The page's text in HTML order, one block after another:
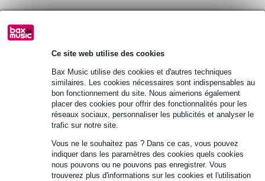
Ce site web utilise des cookies
Bax Music utilise des cookies et d'autres techniques
similaires. Les cookies nécessaires sont indispensables au
bon fonctionnement du site. Nous aimerions également
placer des cookies pour offrir des fonctionnalités pour les
réseaux sociaux, personnaliser les publicités et analyser le
trafic sur notre site.
Vous ne le souhaitez pas ? Dans ce cas, vous pouvez
indiquer dans les paramètres des cookies quels cookies
nous pouvons ou ne pouvons pas enregistrer. Vous
trouverez plus d'informations sur les cookies et l'utilisation
Retrait gratuit en magasin
ans et profitez de plus d'avantages exclusifs !
10,05 € (frais uniques)
Informations
type : tweeter à dôme
impédance nominale : 8 ohms
freq_response_hz : 800 - 25000 Hz